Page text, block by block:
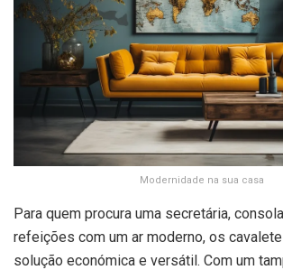
Modernidade na sua casa
Para quem procura uma secretária,
refeições com um ar moderno, os
solução económica e versátil. Com um